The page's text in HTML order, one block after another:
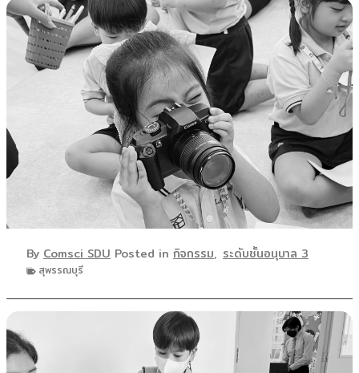
By Comsci SDU Posted in กิจกรรม, ระดับชั้นอนุบาล 3
สุพรรณบุรี